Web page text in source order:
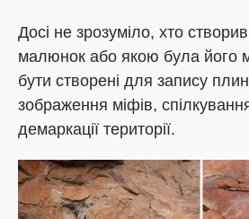
Досі не зрозуміло, хто
малюнок або якою була його
бути створені для запису
зображення міфів,
демаркації території.